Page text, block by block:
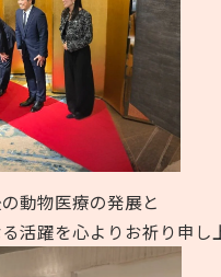
動物医療の発展と
活躍を心よりお祈り申し